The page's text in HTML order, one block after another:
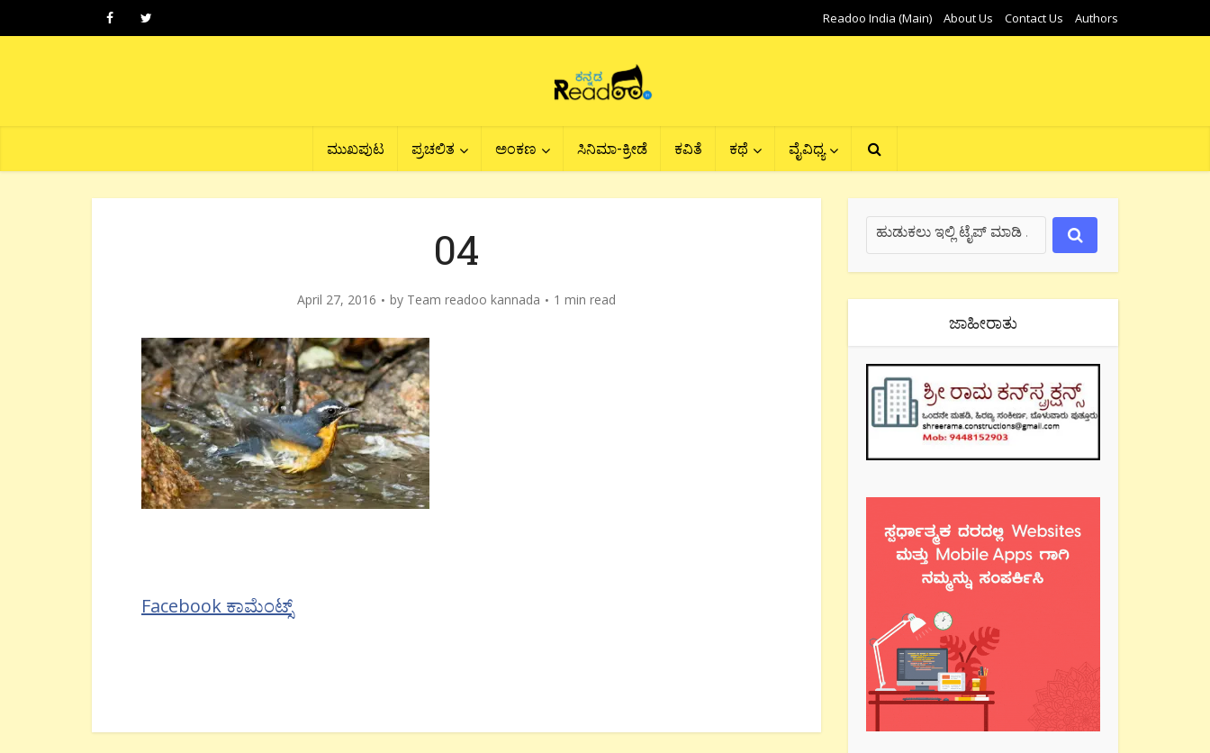
Readoo India (Main) About Us Contact Us Authors
ಮುಖಪುಟ ಪ್ರಚಲಿತ ಅಂಕಣ ಸಿನಿಮಾ-ಕ್ರೀಡೆ ಕವಿತೆ ಕಥೆ ವೈವಿಧ್ಯ
04
April 27, 2016 by Team readoo kannada 1 min read
Facebook ಕಾಮೆಂಟ್ಸ್
ಜಾಹೀರಾತು